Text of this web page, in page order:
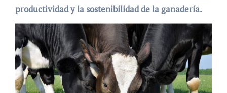
productividad y la sostenibilidad de la ganadería.